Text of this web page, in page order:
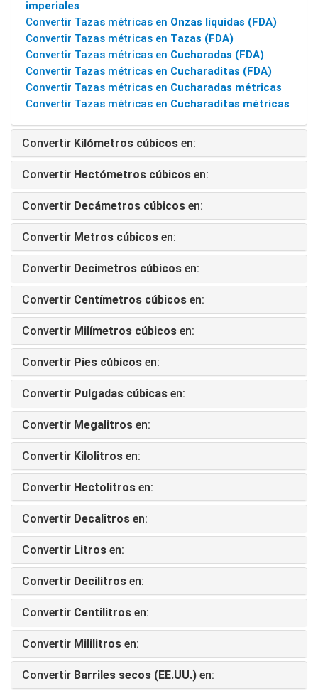
imperiales
Convertir Tazas métricas en Onzas líquidas (FDA)
Convertir Tazas métricas en Tazas (FDA)
Convertir Tazas métricas en Cucharadas (FDA)
Convertir Tazas métricas en Cucharaditas (FDA)
Convertir Tazas métricas en Cucharadas métricas
Convertir Tazas métricas en Cucharaditas métricas
Convertir Kilómetros cúbicos en:
Convertir Hectómetros cúbicos en:
Convertir Decámetros cúbicos en:
Convertir Metros cúbicos en:
Convertir Decímetros cúbicos en:
Convertir Centímetros cúbicos en:
Convertir Milímetros cúbicos en:
Convertir Pies cúbicos en:
Convertir Pulgadas cúbicas en:
Convertir Megalitros en:
Convertir Kilolitros en:
Convertir Hectolitros en:
Convertir Decalitros en:
Convertir Litros en:
Convertir Decilitros en:
Convertir Centilitros en:
Convertir Mililitros en:
Convertir Barriles secos (EE.UU.) en: